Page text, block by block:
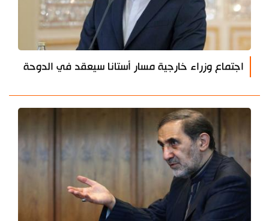
اجتماع وزراء خارجية مسار أستانا سيعقد في الدوحة